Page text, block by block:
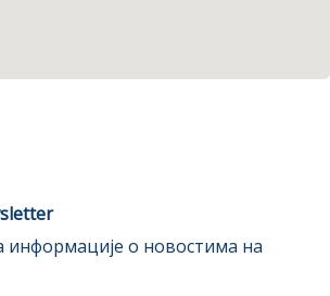
информације о новостима на